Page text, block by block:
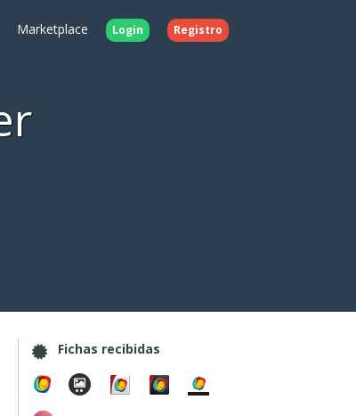
Marketplace Login Registro
Fichas recibidas